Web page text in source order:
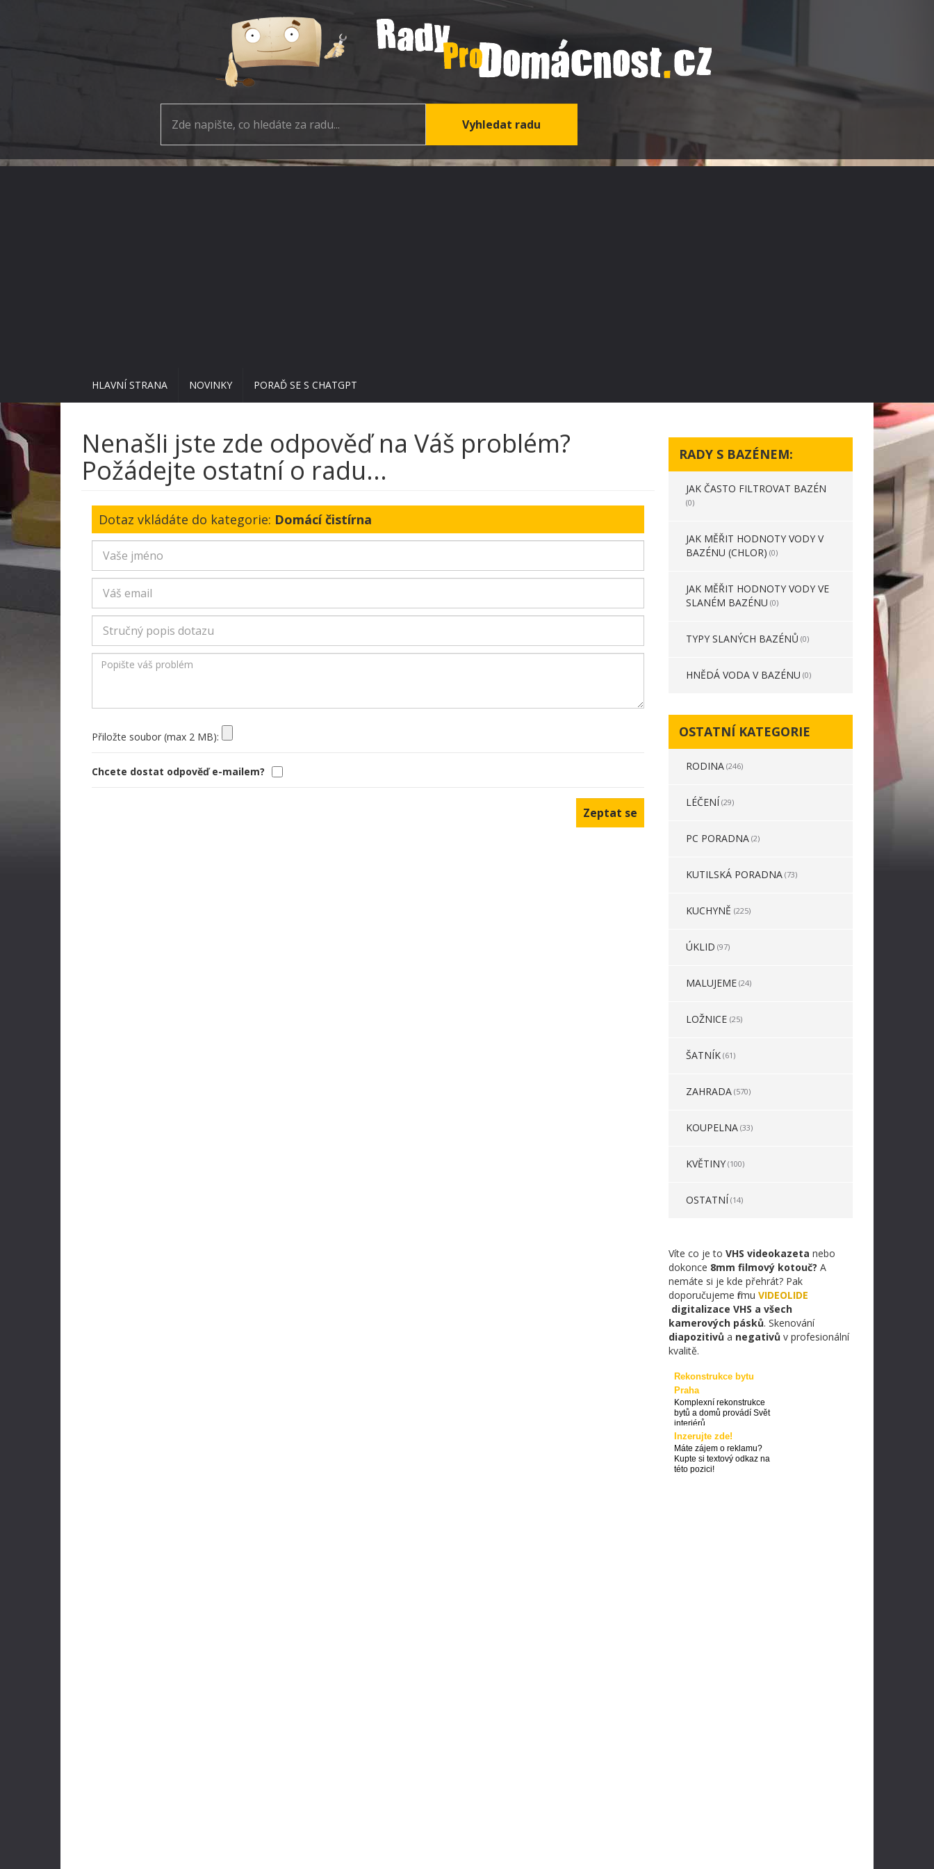
HLAVNÍ STRANA NOVINKY PORAĎ SE S CHATGPT
Nenašli jste zde odpověď na Váš problém?
Požádejte ostatní o radu...
Dotaz vkládáte do kategorie: Domácí čistírna
Přiložte soubor (max 2 MB):
Chcete dostat odpověď e-mailem?
RADY S BAZÉNEM:
JAK ČASTO FILTROVAT BAZÉN
(0)
JAK MĚŘIT HODNOTY VODY V
BAZÉNU (CHLOR) (0)
JAK MĚŘIT HODNOTY VODY VE
SLANÉM BAZÉNU (0)
TYPY SLANÝCH BAZÉNŮ (0)
HNĚDÁ VODA V BAZÉNU (0)
OSTATNÍ KATEGORIE
RODINA (246)
LÉČENÍ (29)
PC PORADNA (2)
KUTILSKÁ PORADNA (73)
KUCHYNĚ (225)
ÚKLID (97)
MALUJEME (24)
LOŽNICE (25)
ŠATNÍK (61)
ZAHRADA (570)
KOUPELNA (33)
KVĚTINY (100)
OSTATNÍ (14)
Víte co je to VHS videokazeta nebo
dokonce 8mm filmový kotouč? A
nemáte si je kde přehrát? Pak
doporučujeme firmu VIDEOLIDE
digitalizace VHS a všech
kamerových pásků. Skenování
diapozitivů a negativů v profesionální
kvalitě.
Rekonstrukce bytu
Praha
Komplexní rekonstrukce
bytů a domů provádí Svět
interiérů
Inzerujte zde!
Máte zájem o reklamu?
Kupte si textový odkaz na
této pozici!